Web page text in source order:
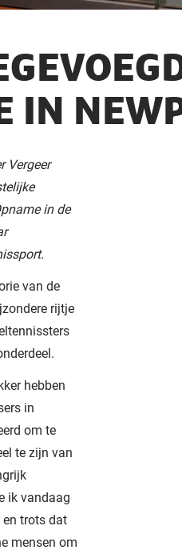
IN
Vergeer
in de
van de
rijtje
hebben
in
om te
te zijn van
ik vandaag
en trots dat
mensen om